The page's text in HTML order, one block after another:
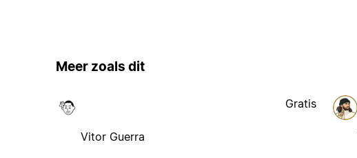
Meer zoals dit
Vitor Guerra
Gratis